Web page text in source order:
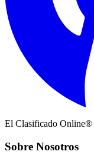
El Clasificado Online®
Sobre Nosotros